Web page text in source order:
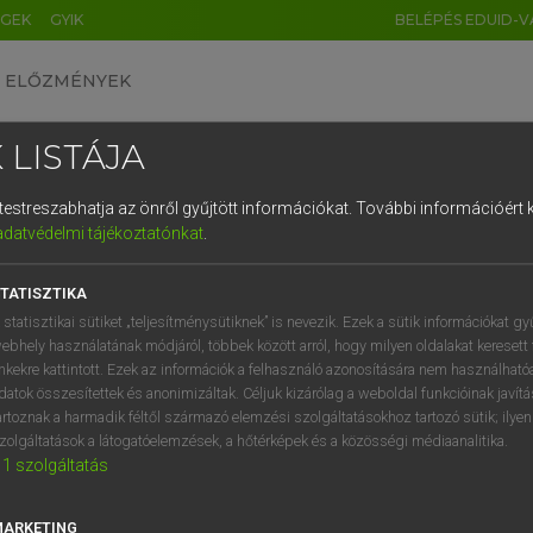
GYIK BELÉPÉS EDUID-
ELŐZMÉNYEK
egyetemes nagyszótár
VAN ELŐFIZETÉSED?
megtekintéséhez.
LISTÁJA
az önről gyűjtött információkat. További információért
tájékoztatónkat.
statisztikai sütiket „teljesítménysütiknek” is nevezik. Ezek a sütik információkat
használatának módjáról, többek között arról, hogy milyen oldalakat keresett
kattintott. Ezek az információk a felhasználó azonosítására nem
összesítettek és anonimizáltak. Céljuk kizárólag a weboldal funkcióinak
a harmadik féltől származó elemzési szolgáltatásokhoz tartozó sütik;
a látogatóelemzések, a hőtérképek és a közösségi médiaanalitika.
1 szolgáltatás
DE CN FR ES IT NL
1 2 3 4 5 6 7 8 9
q w e r t z u i
a s d f g h j k l é
í y x c v b n m , .